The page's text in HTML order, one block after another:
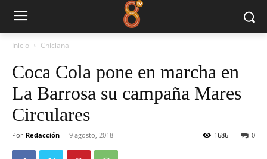
Inicio Chiclana
Coca Cola pone en marcha en
La Barrosa su campaña Mares
Circulares
Por Redacción - 9 agosto, 2018 0
1686